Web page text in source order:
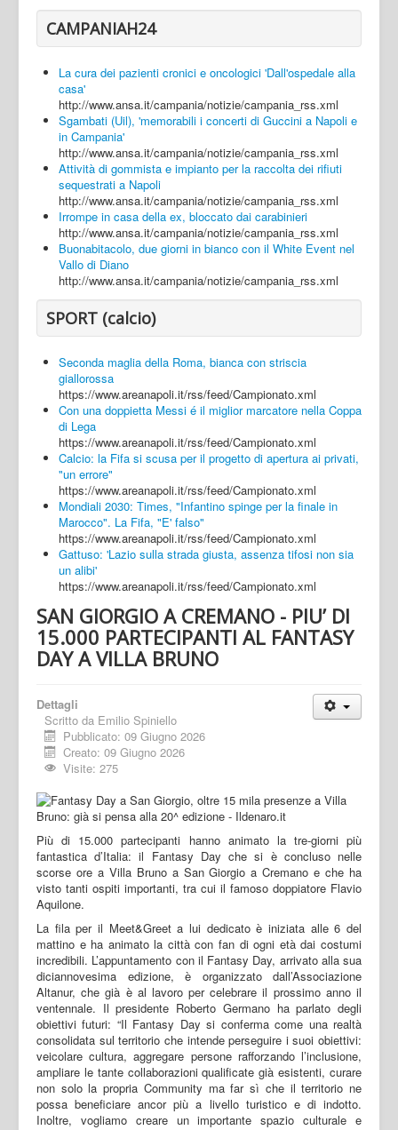
CAMPANIAH24
La cura dei pazienti cronici e oncologici 'Dall'ospedale alla
casa'
http://www.ansa.it/campania/notizie/campania_rss.xml
Sgambati (Uil), 'memorabili i concerti di Guccini a Napoli e
in Campania'
http://www.ansa.it/campania/notizie/campania_rss.xml
Attività di gommista e impianto per la raccolta dei rifiuti
sequestrati a Napoli
http://www.ansa.it/campania/notizie/campania_rss.xml
Irrompe in casa della ex, bloccato dai carabinieri
http://www.ansa.it/campania/notizie/campania_rss.xml
Buonabitacolo, due giorni in bianco con il White Event nel
Vallo di Diano
http://www.ansa.it/campania/notizie/campania_rss.xml
SPORT (calcio)
Seconda maglia della Roma, bianca con striscia
giallorossa
https://www.areanapoli.it/rss/feed/Campionato.xml
Con una doppietta Messi é il miglior marcatore nella Coppa
di Lega
https://www.areanapoli.it/rss/feed/Campionato.xml
Calcio: la Fifa si scusa per il progetto di apertura ai privati,
"un errore"
https://www.areanapoli.it/rss/feed/Campionato.xml
Mondiali 2030: Times, "Infantino spinge per la finale in
Marocco". La Fifa, "E' falso"
https://www.areanapoli.it/rss/feed/Campionato.xml
Gattuso: 'Lazio sulla strada giusta, assenza tifosi non sia
un alibi'
https://www.areanapoli.it/rss/feed/Campionato.xml
SAN GIORGIO A CREMANO - PIU’ DI
15.000 PARTECIPANTI AL FANTASY
DAY A VILLA BRUNO
Dettagli
Scritto da Emilio Spiniello
Pubblicato: 09 Giugno 2026
Creato: 09 Giugno 2026
Visite: 275
Più di 15.000 partecipanti hanno animato la tre-giorni più
fantastica d’Italia: il Fantasy Day che si è concluso nelle
scorse ore a Villa Bruno a San Giorgio a Cremano e che ha
visto tanti ospiti importanti, tra cui il famoso doppiatore Flavio
Aquilone.
La fila per il Meet&Greet a lui dedicato è iniziata alle 6 del
mattino e ha animato la città con fan di ogni età dai costumi
incredibili. L’appuntamento con il Fantasy Day, arrivato alla sua
diciannovesima edizione, è organizzato dall’Associazione
Altanur, che già è al lavoro per celebrare il prossimo anno il
ventennale. Il presidente Roberto Germano ha parlato degli
obiettivi futuri: “Il Fantasy Day si conferma come una realtà
consolidata sul territorio che intende perseguire i suoi obiettivi:
veicolare cultura, aggregare persone rafforzando l’inclusione,
ampliare le tante collaborazioni qualificate già esistenti, curare
non solo la propria Community ma far sì che il territorio ne
possa beneficiare ancor più a livello turistico e di indotto.
Inoltre, vogliamo creare un importante spazio culturale e